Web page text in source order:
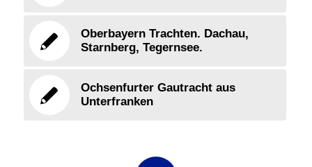
Oberbayern Trachten. Dachau,
Starnberg, Tegernsee.
Ochsenfurter Gautracht aus
Unterfranken